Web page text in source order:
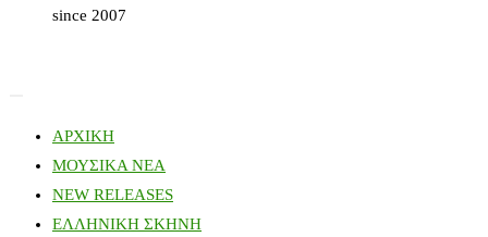
since 2007
ΑΡΧΙΚΗ
ΜΟΥΣΙΚΑ ΝΕΑ
NEW RELEASES
ΕΛΛΗΝΙΚΗ ΣΚΗΝΗ